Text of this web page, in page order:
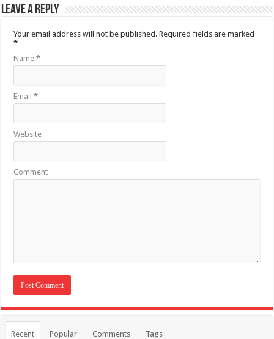
Leave a Reply
Your email address will not be published. Required fields are marked
*
Name*
Email*
Website
Comment
Recent Popular Comments Tags